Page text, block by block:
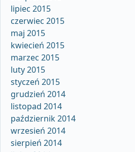
lipiec 2015
czerwiec 2015
maj 2015
kwiecień 2015
marzec 2015
luty 2015
styczeń 2015
grudzień 2014
listopad 2014
październik 2014
wrzesień 2014
sierpień 2014